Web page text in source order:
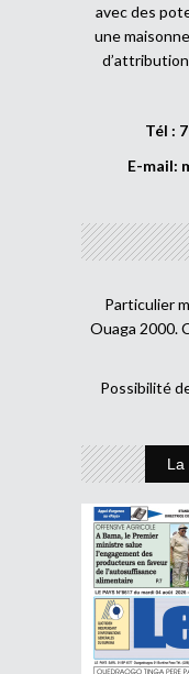
avec des
une
Tél :
E-mail:
Particulier
Ouaga 2000.
Possibilité
La